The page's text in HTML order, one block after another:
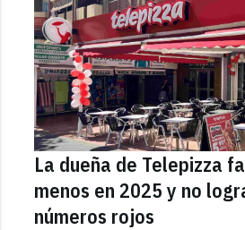
La dueña de Telepizza
menos en 2025 y no
números rojos